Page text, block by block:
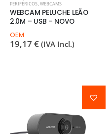
PERIFÉRICOS,WEBCAMS
WEBCAM PELUCHE LEÃO
2.0M – USB – NOVO
OEM
19,17 € (IVA Incl.)